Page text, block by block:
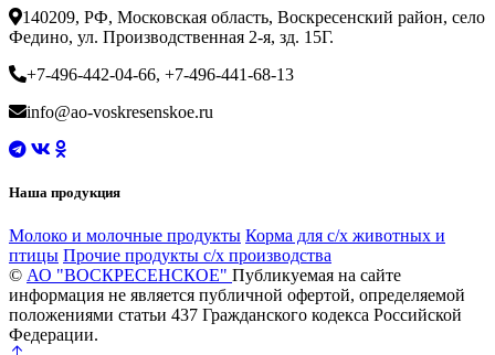
140209, РФ, Московская область, Воскресенский район, село
Федино, ул. Производственная 2-я, зд. 15Г.
+7-496-442-04-66, +7-496-441-68-13
info@ao-voskresenskoe.ru
Наша продукция
Молоко и молочные продукты Корма для с/х животных и
птицы Прочие продукты с/х производства
© АО "ВОСКРЕСЕНСКОЕ" Публикуемая на сайте
информация не является публичной офертой, определяемой
положениями статьи 437 Гражданского кодекса Российской
Федерации.